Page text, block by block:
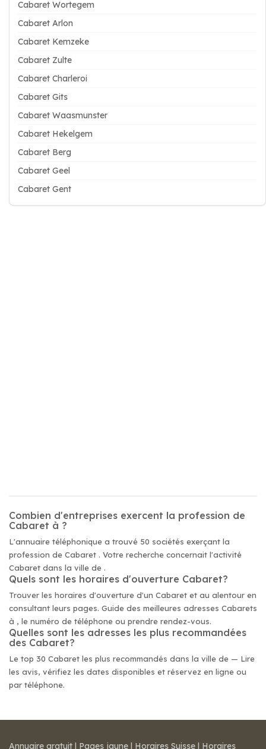
Cabaret Wortegem
Cabaret Arlon
Cabaret Kemzeke
Cabaret Zulte
Cabaret Charleroi
Cabaret Gits
Cabaret Waasmunster
Cabaret Hekelgem
Cabaret Berg
Cabaret Geel
Cabaret Gent
Combien d'entreprises exercent la profession de
Cabaret à ?
L'annuaire téléphonique a trouvé 50 sociétés exerçant la
profession de Cabaret . Votre recherche concernait l'activité
Cabaret dans la ville de .
Quels sont les horaires d'ouverture Cabaret?
Trouver les horaires d'ouverture d'un Cabaret et au alentour en
consultant leurs pages. Guide des meilleures adresses Cabarets
à , le numéro de téléphone ou prendre rendez-vous.
Quelles sont les adresses les plus recommandées
des Cabaret?
Le top 30 Cabaret les plus recommandés dans la ville de — Lire
les avis, vérifiez les dates disponibles et réservez en ligne ou
par téléphone.
Annuaire gratuit | Pages jaune | Horaires Suisse | Horaires